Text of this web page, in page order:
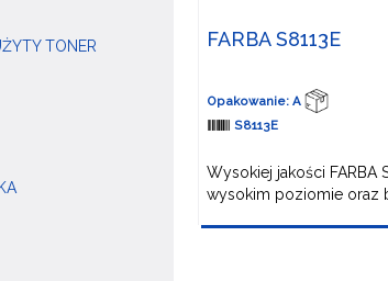
TONER FARBA S8113E
Opakowanie: A
S8113E
Wysokiej jakości FARBA
wysokim poziomie oraz